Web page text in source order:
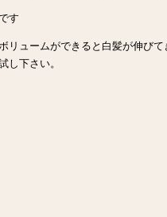
す
リュームができると白髪が伸びて
し下さい。